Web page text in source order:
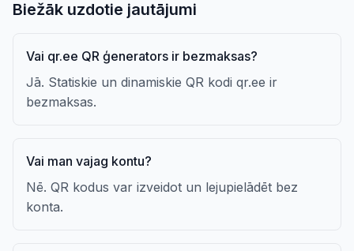
Biežāk uzdotie jautājumi
Vai qr.ee QR ģenerators ir bezmaksas?
Jā. Statiskie un dinamiskie QR kodi qr.ee ir
bezmaksas.
Vai man vajag kontu?
Nē. QR kodus var izveidot un lejupielādēt bez
konta.